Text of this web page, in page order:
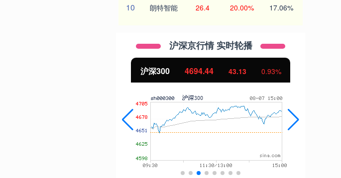
10 朗特智能 26.4 20.00% 17.06%
沪深京行情 实时轮播
北证50 1134.24 11.37 1.01%